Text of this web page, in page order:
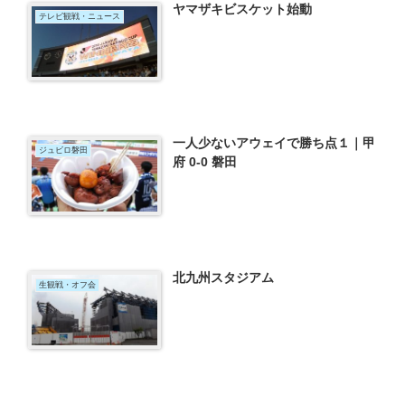
テレビ観戦・ニュース ヤマザキビスケット始動
ジュビロ磐田
一人少ないアウェイで勝ち点１｜甲
府 0-0 磐田
生観戦・オフ会 北九州スタジアム